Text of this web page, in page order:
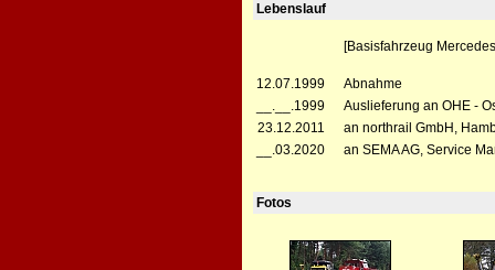
Lebenslauf
[Basisfahrzeug
12.07.1999
Abnahme
__.__.1999
Auslieferung an OHE -
23.12.2011
an northrail GmbH,
__.03.2020
an SEMA AG, Service
Fotos